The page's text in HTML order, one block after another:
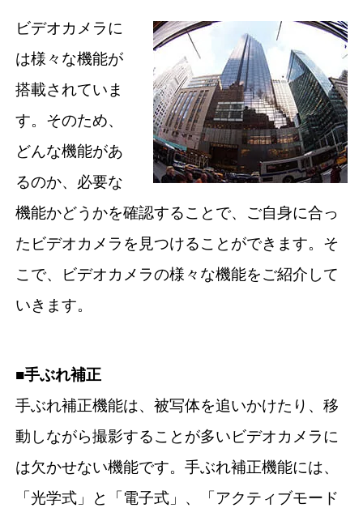
ビデオカメラに
は様々な機能が
搭載されていま
す。そのため、
どんな機能があ
るのか、必要な
機能かどうかを確認することで、ご自身に合っ
たビデオカメラを見つけることができます。そ
こで、ビデオカメラの様々な機能をご紹介して
いきます。
■手ぶれ補正
手ぶれ補正機能は、被写体を追いかけたり、移
動しながら撮影することが多いビデオカメラに
は欠かせない機能です。手ぶれ補正機能には、
「光学式」と「電子式」、「アクティブモード